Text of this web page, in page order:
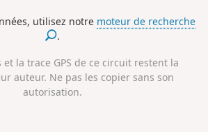
utilisez notre moteur de recherche
.
et la trace GPS de ce circuit restent la
auteur. Ne pas les copier sans son
autorisation.